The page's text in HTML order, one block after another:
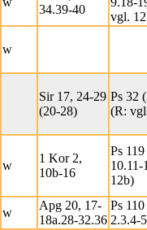
34.39-40
vgl.
w
Sir 17, 24-29
(20-28)
Ps 32
(R:
w
1 Kor 2,
10b-16
Ps
10.11-
12b)
w
Apg 20, 17-
18a.28-32.36
Ps
2.3.4-